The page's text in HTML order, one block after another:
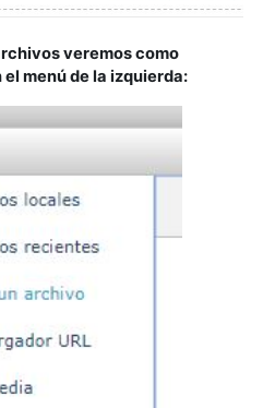
veremos como
menú de la izquierda: